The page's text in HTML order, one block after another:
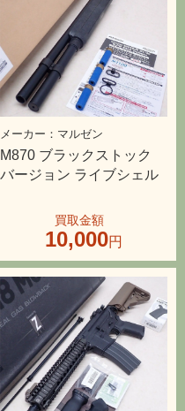
マルゼン
M870 ブラックストック
バージョン ライブシェル
10,000